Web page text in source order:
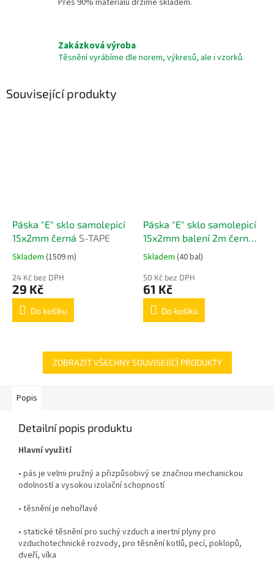
Zakázková výroba
Těsnění vyrábíme dle norem, výkresů, ale i vzorků.
Související produkty
Páska "E" sklo samolepicí
15x2mm černá S-TAPE
Skladem (1509 m)
24 Kč bez DPH
29 Kč
Do košíku
Páska "E" sklo samolepicí
15x2mm balení 2m černá
S-TAPE
Skladem (40 bal)
50 Kč bez DPH
61 Kč
Do košíku
ZOBRAZIT VŠECHNY SOUVISEJÍCÍ PRODUKTY
Popis
Detailní popis produktu
Hlavní využití
• pás je velmi pružný a přizpůsobivý se značnou mechanickou
odolností a vysokou izolační schopností
• těsnění je nehořlavé
• statické těsnění pro suchý vzduch a inertní plyny pro
vzduchotechnické rozvody, pro těsnění kotlů, pecí, poklopů,
dveří, víka